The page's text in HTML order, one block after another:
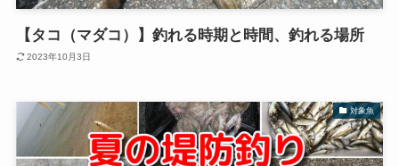
【タコ（マダコ）】釣れる時期と時間、釣れる場所
2023年10月3日
対象魚